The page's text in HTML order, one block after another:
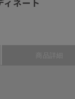
ィネート
商品詳細